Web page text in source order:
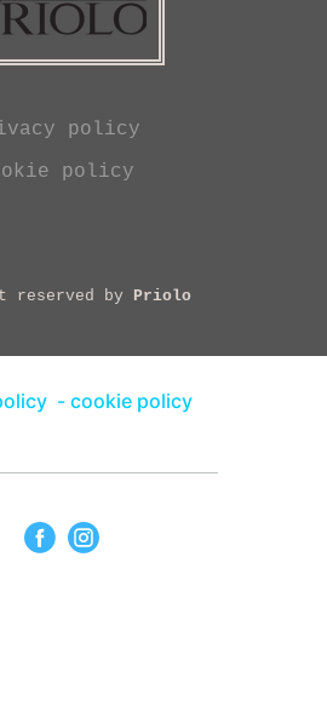
policy
policy
by Priolo
- cookie policy